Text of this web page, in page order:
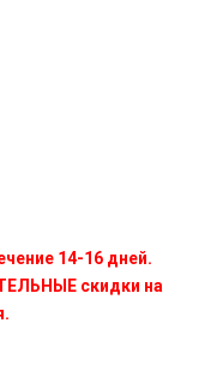
14-16 дней.
скидки на